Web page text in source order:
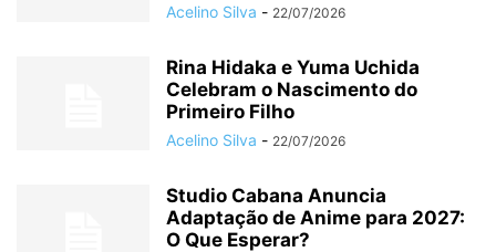
Acelino Silva - 22/07/2026
Rina Hidaka e Yuma Uchida
Celebram o Nascimento do
Primeiro Filho
Acelino Silva - 22/07/2026
Studio Cabana Anuncia
Adaptação de Anime para 2027:
O Que Esperar?